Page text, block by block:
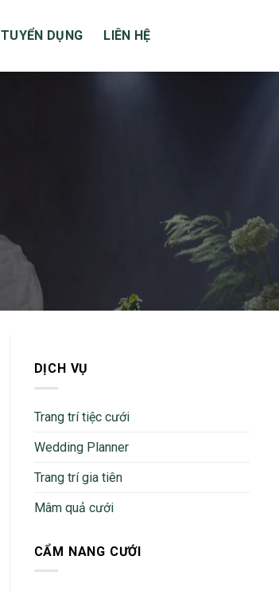
TUYỂN DỤNG LIÊN HỆ
DỊCH VỤ
Trang trí tiệc cưới
Wedding Planner
Trang trí gia tiên
Mâm quả cưới
CẨM NANG CƯỚI